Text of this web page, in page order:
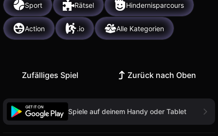
Sport Rätsel Hindernisparcours
Action .io Alle Kategorien
Zufälliges Spiel Zurück nach Oben
Spiele auf deinem Handy oder Tablet